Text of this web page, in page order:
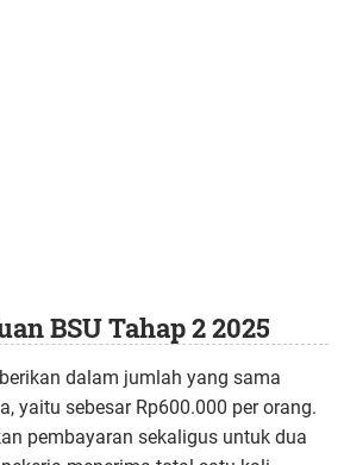
BSU Tahap 2 2025
dalam jumlah yang sama
yaitu sebesar Rp600.000 per orang.
pembayaran sekaligus untuk dua